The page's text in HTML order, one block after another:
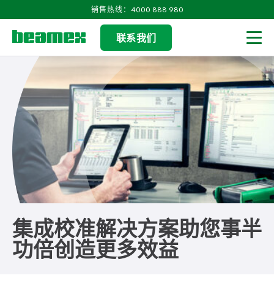
销售热线：4000 888 980
联系我们
集成校准解决方案助您事半
功倍创造更多效益